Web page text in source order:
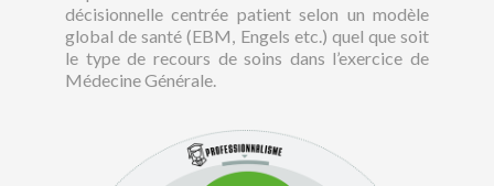
décisionnelle centrée patient selon un modèle
global de santé (EBM, Engels etc.) quel que soit
le type de recours de soins dans l’exercice de
Médecine Générale.